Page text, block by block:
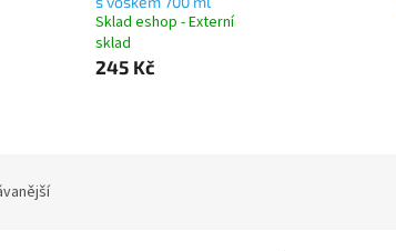
Sklad eshop - Externí
sklad
245 Kč